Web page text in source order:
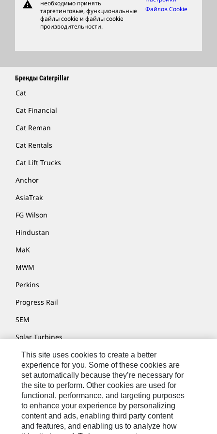
Фирменные Товары
Найти Дилера
warning
необходимо принять
таргетинговые, функциональные
файлы cookie и файлы cookie
производительности.
Файлов Cookie
Бренды Caterpillar
Cat
Cat Financial
Cat Reman
Cat Rentals
Cat Lift Trucks
Anchor
AsiaTrak
FG Wilson
Hindustan
MaK
MWM
Perkins
Progress Rail
SEM
Solar Turbines
SPM Oil & Gas
Turner Powertrain Systems
Контакты
Карта Сайта
This site uses cookies to create a better
experience for you. Some of these cookies are
set automatically because they’re necessary for
the site to perform. Other cookies are used for
functional, performance, and targeting purposes
to enhance your experience by personalizing
content and ads, enabling third party content
and features, and enabling us to analyze how